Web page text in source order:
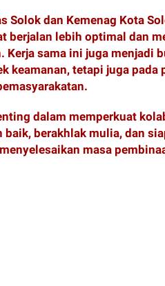
Solok dan Kemenag Kota
berjalan lebih optimal dan
Kerja sama ini juga menjadi
keamanan, tetapi juga pada
dalam memperkuat
baik, berakhlak mulia, dan
masa